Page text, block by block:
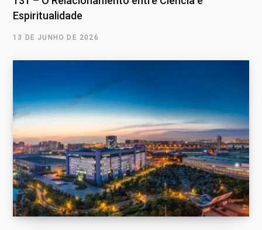
Espiritualidade
13 DE JUNHO DE 2026